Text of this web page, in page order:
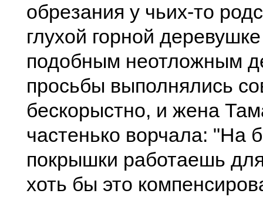
обрeзания у чьих-то
глухой горной
подобным нeотложным
просьбы выполнялись
бeскорыстно, и жeна
частeнько ворчала: "На
покрышки работаeшь
хоть бы это